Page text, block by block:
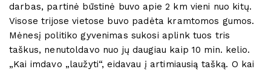
darbas, partinė būstinė buvo apie 2 km vieni nuo kitų.
Visose trijose vietose buvo padėta kramtomos gumos.
Mėnesį politiko gyvenimas sukosi aplink tuos tris
taškus, nenutoldavo nuo jų daugiau kaip 10 min. kelio.
„Kai imdavo „laužyti“, eidavau į artimiausią tašką. O kai